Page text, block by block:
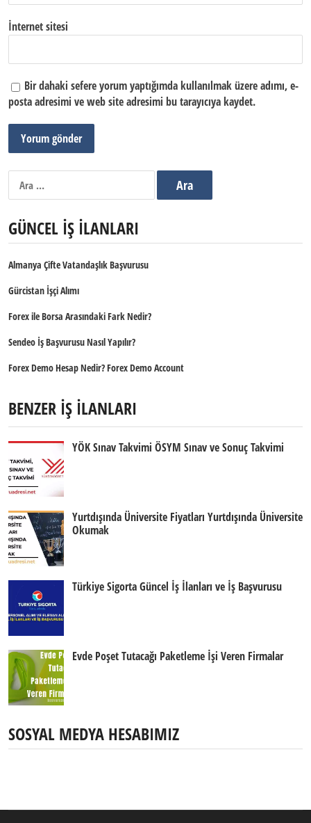
İnternet sitesi
Bir dahaki sefere yorum yaptığımda kullanılmak üzere adımı, e-
posta adresimi ve web site adresimi bu tarayıcıya kaydet.
GÜNCEL İŞ İLANLARI
Almanya Çifte Vatandaşlık Başvurusu
Gürcistan İşçi Alımı
Forex ile Borsa Arasındaki Fark Nedir?
Sendeo İş Başvurusu Nasıl Yapılır?
Forex Demo Hesap Nedir? Forex Demo Account
BENZER İŞ İLANLARI
YÖK Sınav Takvimi ÖSYM Sınav ve Sonuç Takvimi
Yurtdışında Üniversite Fiyatları Yurtdışında Üniversite
Okumak
Türkiye Sigorta Güncel İş İlanları ve İş Başvurusu
Evde Poşet Tutacağı Paketleme İşi Veren Firmalar
SOSYAL MEDYA HESABIMIZ